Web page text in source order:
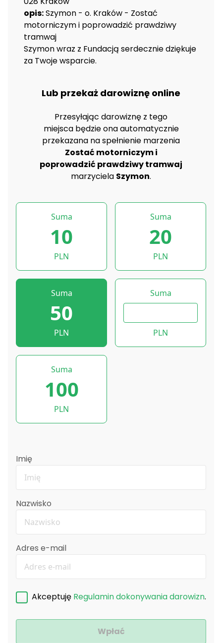
opis:Szymon - o. Kraków - Zostać
motorniczym i poprowadzić prawdziwy
tramwaj
Szymon wraz z Fundacją serdecznie dziękuje
za Twoje wsparcie.
Lub przekaż darowiznę online
Przesyłając darowiznę z tego
miejsca będzie ona automatycznie
przekazana na spełnienie marzenia
Zostać motorniczym i
poprowadzić prawdziwy tramwaj
marzyciela Szymon.
Suma
10
PLN
Suma
20
PLN
Suma
50
PLN
Suma
PLN
Suma
100
PLN
Imię
Nazwisko
Adres e-mail
Akceptuję Regulamin dokonywania darowizn.
Wpłać